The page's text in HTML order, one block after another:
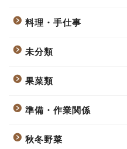
料理・手仕事
未分類
果菜類
準備・作業関係
秋冬野菜